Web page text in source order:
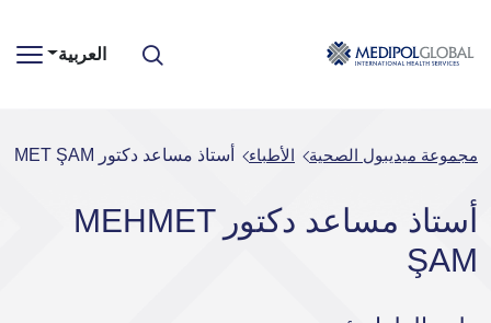
العربية
مجموعة ميديبول الصحية الأطباء أستاذ مساعد دكتور MEHMET ŞAM
أستاذ مساعد دكتور MEHMET
ŞAM